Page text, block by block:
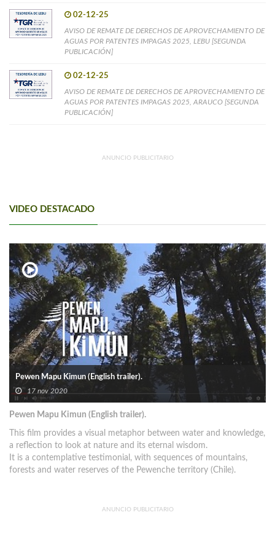
02-12-25
AVISO DE REMATE DE DERECHOS DE APROVECHAMIENTO DE
AGUAS POR PATENTES IMPAGAS 2025, LEBU [SEGUNDA
PUBLICACIÓN]
02-12-25
AVISO DE REMATE DE DERECHOS DE APROVECHAMIENTO DE
AGUAS POR PATENTES IMPAGAS 2025, ARAUCO [SEGUNDA
PUBLICACIÓN]
ANUNCIO PUBLICITARIO
VIDEO DESTACADO
Pewen Mapu Kimun (English trailer).
17 nov 2020
Pewen Mapu Kimun (English trailer).
This film provides a visual metaphor between water and knowledge,
a reflection to look at nature and its eternal wisdom.
It is a contemplative testimonial, with sequences of mountains,
forests and water reserves of the Pewenche territory (Chile).
ANUNCIO PUBLICITARIO